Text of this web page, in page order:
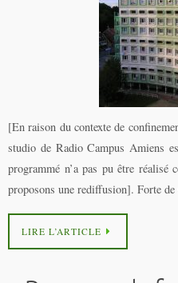
[En raison du contexte de
studio de Radio Campus Amiens
programmé n’a pas pu être réalisé
proposons une rediffusion]. Forte
LIRE L’ARTICLE